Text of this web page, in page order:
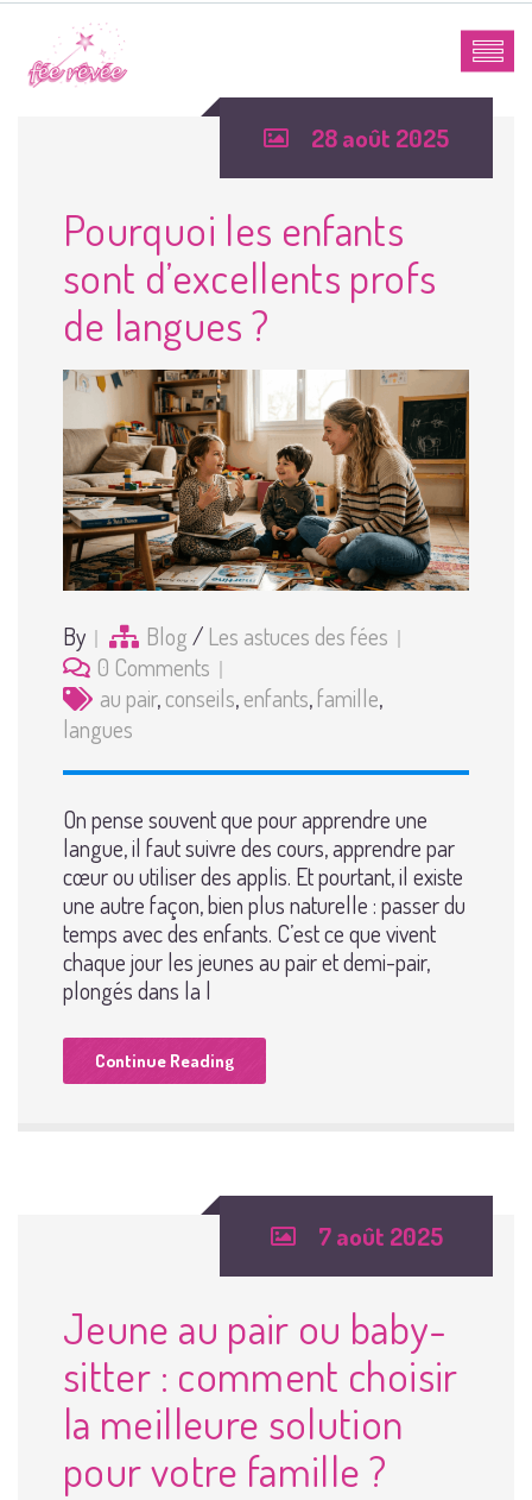
28 août 2025
Pourquoi les enfants
sont d’excellents profs
de langues ?
By Blog/ Les astuces des fées
0 Comments
au pair,conseils,enfants,famille,
langues
On pense souvent que pour apprendre une
langue, il faut suivre des cours, apprendre par
cœur ou utiliser des applis. Et pourtant, il existe
une autre façon, bien plus naturelle : passer du
temps avec des enfants. C’est ce que vivent
chaque jour les jeunes au pair et demi-pair,
plongés dans la l
Continue Reading
7 août 2025
Jeune au pair ou baby-
sitter : comment choisir
la meilleure solution
pour votre famille ?